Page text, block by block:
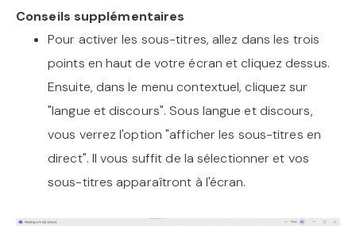
Conseils supplémentaires
Pour activer les sous-titres, allez dans les trois
points en haut de votre écran et cliquez dessus.
Ensuite, dans le menu contextuel, cliquez sur
"langue et discours". Sous langue et discours,
vous verrez l'option "afficher les sous-titres en
direct". Il vous suffit de la sélectionner et vos
sous-titres apparaîtront à l'écran.